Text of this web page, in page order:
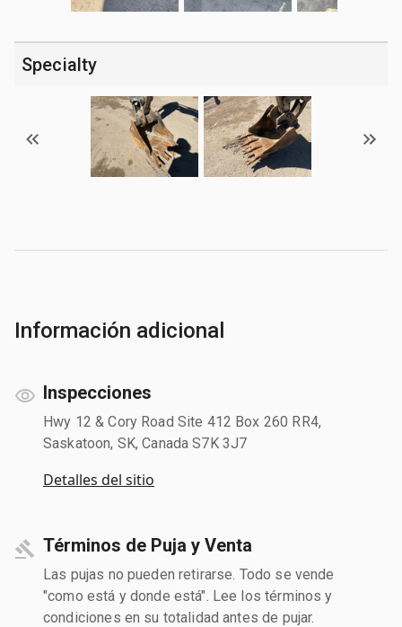
Specialty
Información adicional
Inspecciones
Hwy 12 & Cory Road Site 412 Box 260 RR4,
Saskatoon, SK, Canada S7K 3J7
Detalles del sitio
Términos de Puja y Venta
Las pujas no pueden retirarse. Todo se vende
"como está y donde está". Lee los términos y
condiciones en su totalidad antes de pujar.